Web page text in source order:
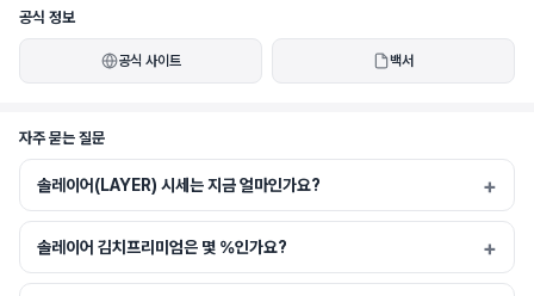
위해 인피니밴드 RDMA를 활용합니다. 이는 블록체인 성능을 하드웨어 한계까지 끌
어올려 100만 TPS 이상 및 100Gbps 이상의 네트워크 대역폭을 목표로 합니다. 이
러한 설계는 높은 처리량, 낮은 수수료, 그리고 끊김 없는 컴포저블 환경을 요구하는 차
공식 정보
공식 사이트 백서
자주 묻는 질문
솔레이어(LAYER) 시세는 지금 얼마인가요?
솔레이어 김치프리미엄은 몇 %인가요?